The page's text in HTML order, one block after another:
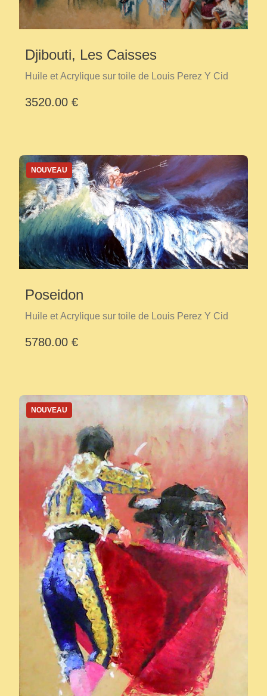
Djibouti, Les Caisses
Huile et Acrylique sur toile de Louis Perez Y Cid
3520.00 €
NOUVEAU
Poseidon
Huile et Acrylique sur toile de Louis Perez Y Cid
5780.00 €
NOUVEAU